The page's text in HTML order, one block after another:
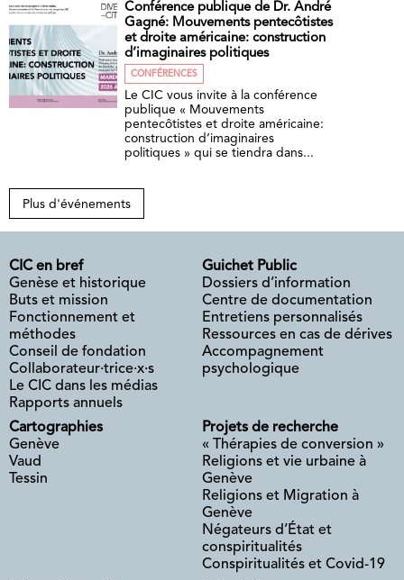
Conférence publique de Dr. André
Gagné: Mouvements pentecôtistes
et droite américaine: construction
d’imaginaires politiques
CONFÉRENCES
Le CIC vous invite à la conférence
publique « Mouvements
pentecôtistes et droite américaine:
construction d’imaginaires
politiques » qui se tiendra dans...
Plus d'événements
CIC en bref
Genèse et historique
Buts et mission
Fonctionnement et
méthodes
Conseil de fondation
Collaborateur·trice·x·s
Le CIC dans les médias
Rapports annuels
Guichet Public
Dossiers d’information
Centre de documentation
Entretiens personnalisés
Ressources en cas de dérives
Accompagnement
psychologique
Cartographies
Genève
Vaud
Tessin
Projets de recherche
« Thérapies de conversion »
Religions et vie urbaine à
Genève
Religions et Migration à
Genève
Négateurs d’État et
conspiritualités
Conspiritualités et Covid-19